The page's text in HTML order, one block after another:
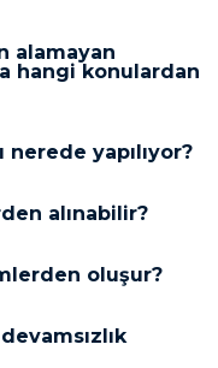
alamayan
hangi konulardan
nerede yapılıyor?
alınabilir?
oluşur?